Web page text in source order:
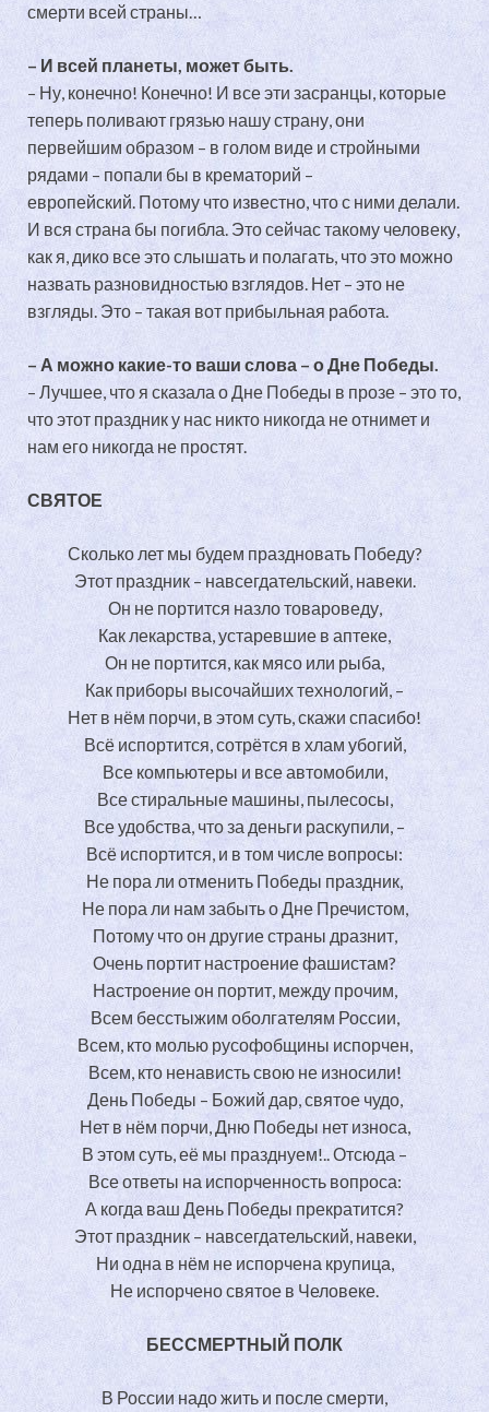
смерти всей страны…
– И всей планеты, может быть.
– Ну, конечно! Конечно! И все эти засранцы, которые
теперь поливают грязью нашу страну, они
первейшим образом – в голом виде и стройными
рядами – попали бы в крематорий –
европейский. Потому что известно, что с ними делали.
И вся страна бы погибла. Это сейчас такому человеку,
как я, дико все это слышать и полагать, что это можно
назвать разновидностью взглядов. Нет – это не
взгляды. Это – такая вот прибыльная работа.
– А можно какие-то ваши слова – о Дне Победы.
– Лучшее, что я сказала о Дне Победы в прозе – это то,
что этот праздник у нас никто никогда не отнимет и
нам его никогда не простят.
СВЯТОЕ
Сколько лет мы будем праздновать Победу?
Этот праздник – навсегдательский, навеки.
Он не портится назло товароведу,
Как лекарства, устаревшие в аптеке,
Он не портится, как мясо или рыба,
Как приборы высочайших технологий, –
Нет в нём порчи, в этом суть, скажи спасибо!
Всё испортится, сотрётся в хлам убогий,
Все компьютеры и все автомобили,
Все стиральные машины, пылесосы,
Все удобства, что за деньги раскупили, –
Всё испортится, и в том числе вопросы:
Не пора ли отменить Победы праздник,
Не пора ли нам забыть о Дне Пречистом,
Потому что он другие страны дразнит,
Очень портит настроение фашистам?
Настроение он портит, между прочим,
Всем бесстыжим оболгателям России,
Всем, кто молью русофобщины испорчен,
Всем, кто ненависть свою не износили!
День Победы – Божий дар, святое чудо,
Нет в нём порчи, Дню Победы нет износа,
В этом суть, её мы празднуем!.. Отсюда –
Все ответы на испорченность вопроса:
А когда ваш День Победы прекратится?
Этот праздник – навсегдательский, навеки,
Ни одна в нём не испорчена крупица,
Не испорчено святое в Человеке.
БЕССМЕРТНЫЙ ПОЛК
В России надо жить и после смерти,